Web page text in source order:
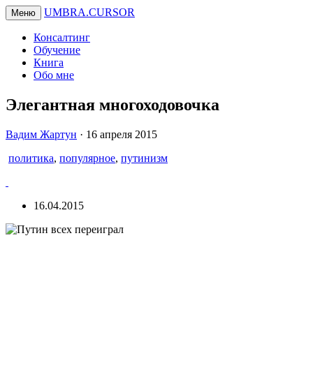
Меню UMBRA.CURSOR
Консалтинг
Обучение
Книга
Обо мне
Элегантная многоходовочка
Вадим
Вадим Жартун · 16 апреля 2015
политика, популярное, путинизм
16.04.2015